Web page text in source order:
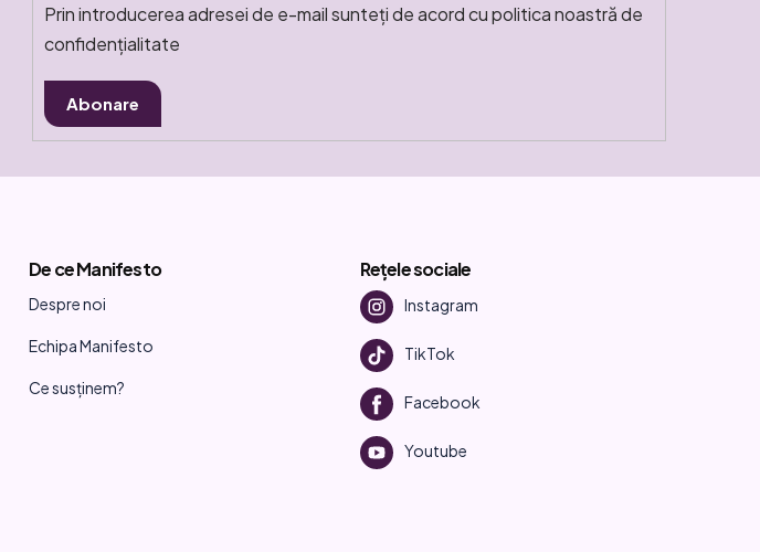
Prin introducerea adresei de e-mail sunteți de acord cu politica noastră de
confidențialitate
Abonare
De ce Manifesto
Despre noi
Echipa Manifesto
Ce susținem?
Rețele sociale
Instagram
TikTok
Facebook
Youtube